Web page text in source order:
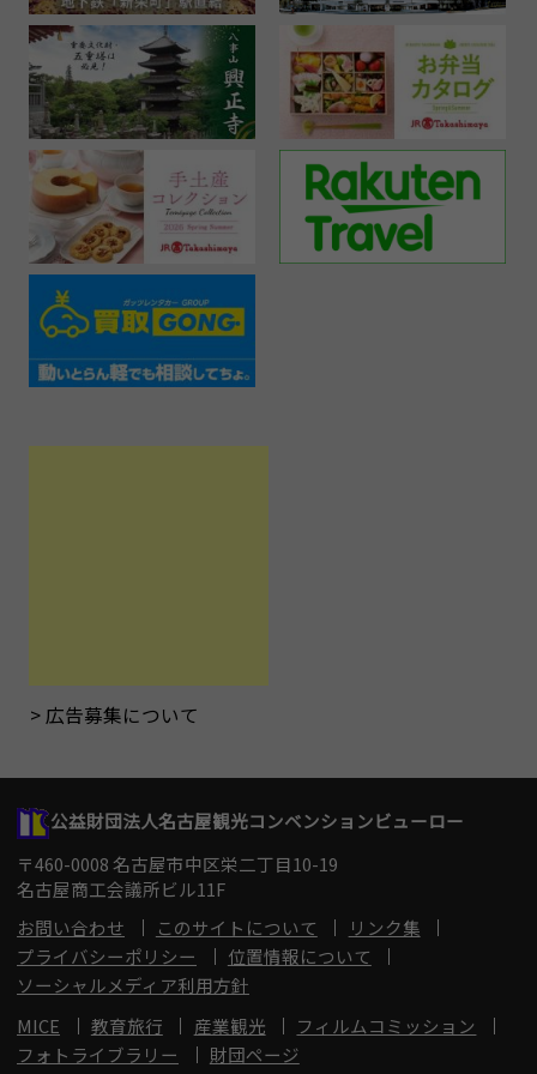
広告募集について
公益財団法人名古屋観光コンベンションビューロー
〒460-0008 名古屋市中区栄二丁目10-19
名古屋商工会議所ビル11F
お問い合わせ
このサイトについて
リンク集
プライバシーポリシー
位置情報について
ソーシャルメディア利用方針
MICE
教育旅行 産業観光
フィルムコミッション
フォトライブラリー
財団ページ